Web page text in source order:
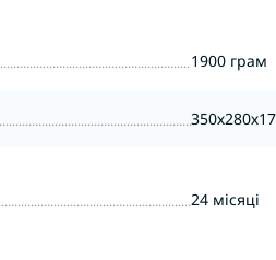
1900 грам
24 місяці